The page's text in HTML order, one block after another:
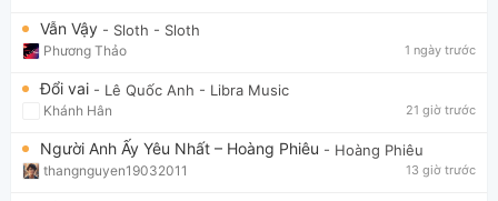
Vẫn Vậy - Sloth - Sloth
Phương Thảo 1 ngày trước
Đổi vai - Lê Quốc Anh - Libra Music
Khánh Hân 21 giờ trước
Người Anh Ấy Yêu Nhất – Hoàng Phiêu - Hoàng Phiêu
thangnguyen19032011 13 giờ trước